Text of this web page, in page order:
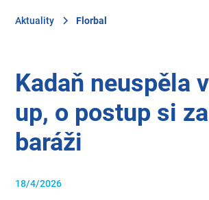
Aktuality Florbal
Kadaň neuspěla
up, o postup si
baráži
18/4/2026